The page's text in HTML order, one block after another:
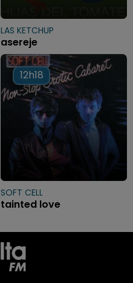
LAS KETCHUP
asereje
12h18
12h18
SOFT CELL
tainted love